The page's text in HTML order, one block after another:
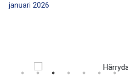
januari 2026